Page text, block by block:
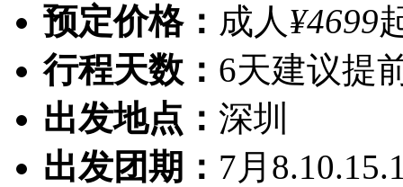
预定价格： 成人 ¥4699
行程天数： 6天建议提
出发地点： 深圳
出发团期： 7月